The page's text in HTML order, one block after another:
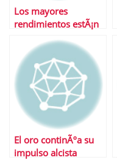
Los mayores
rendimientos estÃ¡n
El oro continÃºa su
impulso alcista